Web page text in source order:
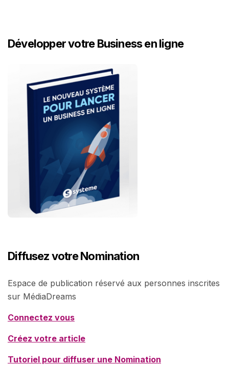
Développer votre Business en ligne
Diffusez votre Nomination
Espace de publication réservé aux personnes inscrites
sur MédiaDreams
Connectez vous
Créez votre article
Tutoriel pour diffuser une Nomination